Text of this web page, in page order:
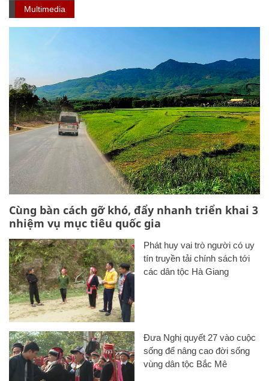
Multimedia
Cùng bàn cách gỡ khó, đẩy nhanh triển khai 3
nhiệm vụ mục tiêu quốc gia
Phát huy vai trò người có uy
tín truyền tải chính sách tới
các dân tộc Hà Giang
Đưa Nghị quyết 27 vào cuộc
sống để nâng cao đời sống
vùng dân tộc Bắc Mê